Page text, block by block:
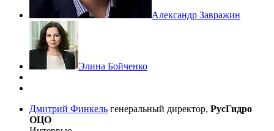
Александр Завражин
Элина Бойченко
Дмитрий Финкель генеральный директор, РусГидро
ОЦО